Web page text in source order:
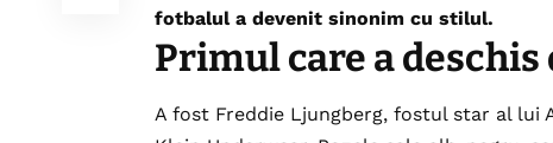
fotbalul a devenit sinonim cu stilul.
Primul care a
A fost Freddie Ljungberg, fostul star al lui